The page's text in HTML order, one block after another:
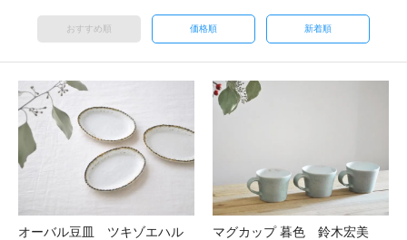
おすすめ順 価格順 新着順
オーバル豆皿 ツキゾエハル
マグカップ 暮色 鈴木宏美